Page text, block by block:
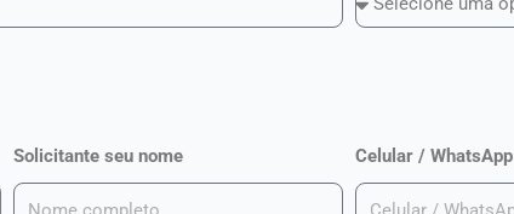
Solicitante seu nome Celular / WhatsApp